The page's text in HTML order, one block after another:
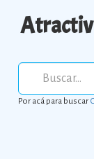
Por acá para buscar